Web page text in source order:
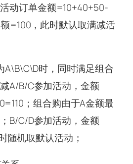
动订单金额=10+40+50-
=100，此时默认取满减活
A\B\C\D时，同时满足组合
A/B/C参加活动，金额
；组合购由于A金额最
B/C/D参加活动，金额
随机取默认活动；